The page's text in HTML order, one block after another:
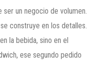
un negocio de volumen.
construye en los detalles.
la bebida, sino en el
ese segundo pedido